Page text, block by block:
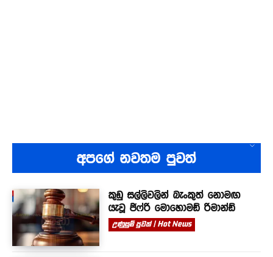
අපගේ නවතම පුවත්
කුඩු සල්ලිවලින් බැංකුත් නොමඟ
යැවූ ජිෆ්රි මොහොමඩ් රිමාන්ඩ්
උණුසුම් පුවත් | Hot News